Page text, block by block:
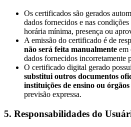
Os certificados são gerados
dados fornecidos e nas
horária mínima, presença ou
A emissão do certificado é de
não será feita manualmente em
dados fornecidos incorretamente
O certificado digital gerado
substitui outros documentos
instituições de ensino ou
previsão expressa.
5. Responsabilidades do